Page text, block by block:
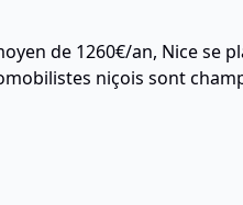
de 1260€/an, Nice se
niçois sont